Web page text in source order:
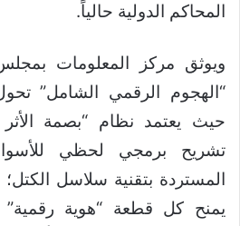
المحاكم الدولية حالياً.
ويوثق مركز المعلومات
“الهجوم الرقمي الشامل”
حيث يعتمد نظام “بصمة الأثر
تشريح برمجي لحظي
المستردة بتقنية سلاسل
يمنح كل قطعة “هوية رقمية”